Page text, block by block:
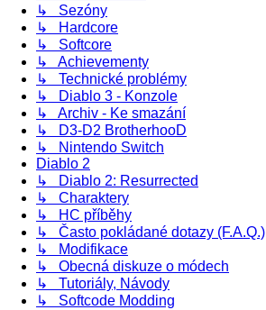
↳ Sezóny
↳ Hardcore
↳ Softcore
↳ Achievementy
↳ Technické problémy
↳ Diablo 3 - Konzole
↳ Archiv - Ke smazání
↳ D3-D2 BrotherhooD
↳ Nintendo Switch
Diablo 2
↳ Diablo 2: Resurrected
↳ Charaktery
↳ HC příběhy
↳ Často pokládané dotazy (F.A.Q.)
↳ Modifikace
↳ Obecná diskuze o módech
↳ Tutoriály, Návody
↳ Softcode Modding